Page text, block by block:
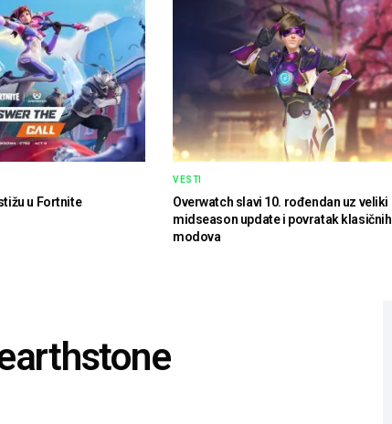
u Fortnite
VESTI
Overwatch slavi 10. rođendan uz veliki
midseason update i povratak klasičnih
modova